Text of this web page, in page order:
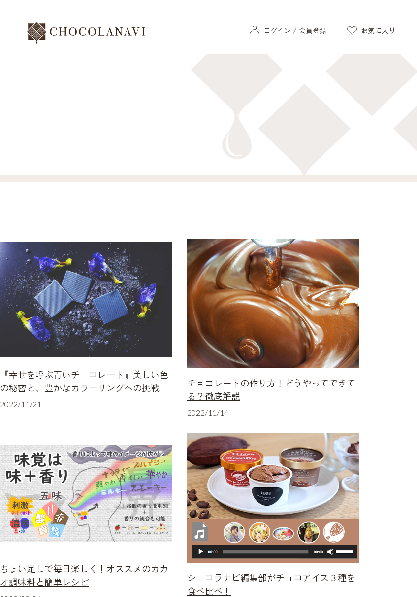
ログイン / 会員登録
お気に入り
『幸せを呼ぶ青いチョコレート』美しい色
の秘密と、豊かなカラーリングへの挑戦
2022/11/21
チョコレートの作り方！どうやってできて
る？徹底解説
2022/11/14
ちょい足しで毎日楽しく！オススメのカカ
オ調味料と簡単レシピ
ショコラナビ編集部がチョコアイス３種を
食べ比べ！